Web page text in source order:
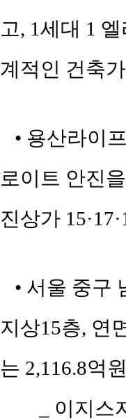
고, 1세대 1
계적인 건축
• 용산라이
로이트 안진
진상가
• 서울 중구
지상15층, 연
는 2,116.8억원
_ 이지